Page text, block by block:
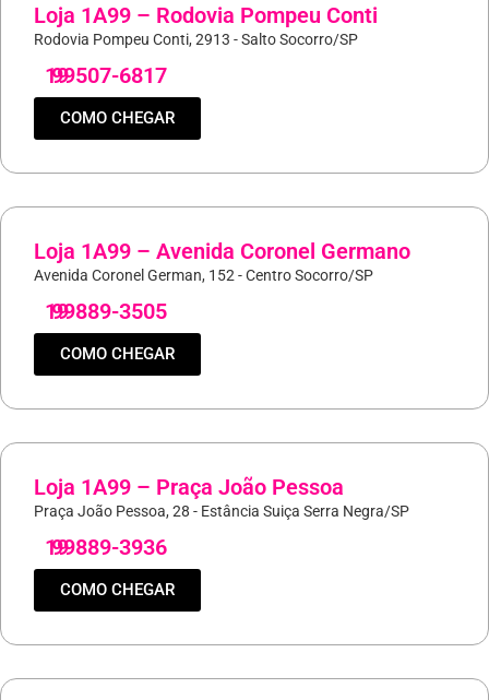
Loja 1A99 – Rodovia Pompeu Conti
Rodovia Pompeu Conti, 2913 - Salto Socorro/SP
19
99507-6817
COMO CHEGAR
Loja 1A99 – Avenida Coronel Germano
Avenida Coronel German, 152 - Centro Socorro/SP
19
99889-3505
COMO CHEGAR
Loja 1A99 – Praça João Pessoa
Praça João Pessoa, 28 - Estância Suiça Serra Negra/SP
19
99889-3936
COMO CHEGAR